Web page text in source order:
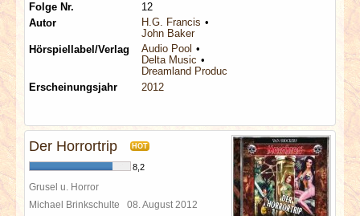
Folge Nr.
12
Autor
H.G. Francis
John Baker
Hörspiellabel/Verlag
Audio Pool
Delta Music
Dreamland Productions
Erscheinungsjahr
2012
Der Horrortrip HOT
8,2
Grusel u. Horror
Michael Brinkschulte 08. August 2012